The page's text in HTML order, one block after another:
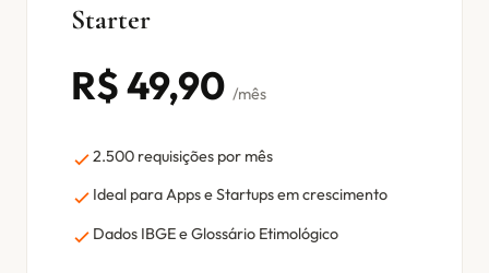
Starter
R$ 49,90 /mês
2.500 requisições por mês
Ideal para Apps e Startups em crescimento
Dados IBGE e Glossário Etimológico